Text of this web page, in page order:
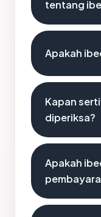
tentang
Apakah
Kapan
diperiksa?
Apakah